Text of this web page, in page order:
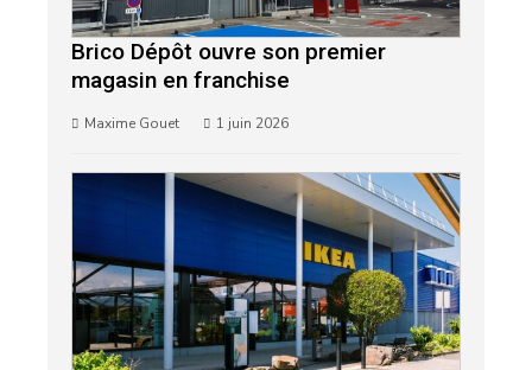
Brico Dépôt ouvre son premier
magasin en franchise
Maxime Gouet 1 juin 2026